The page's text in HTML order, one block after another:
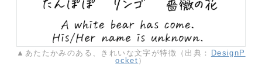
▲あたたかみのある、きれいな文字が特徴（出典：
DesignP
ocket ）